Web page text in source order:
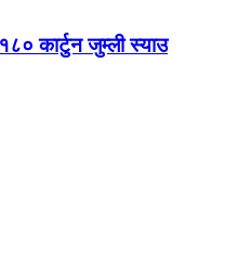
कार्टुन जुम्ली स्याउ